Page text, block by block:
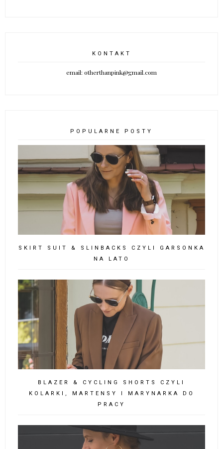
KONTAKT
email: otherthanpink@gmail.com
POPULARNE POSTY
SKIRT SUIT & SLINBACKS CZYLI GARSONKA
NA LATO
BLAZER & CYCLING SHORTS CZYLI
KOLARKI, MARTENSY I MARYNARKA DO
PRACY